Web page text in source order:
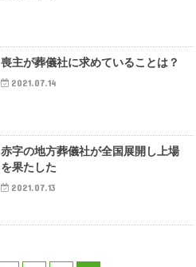
喪主が葬儀社に求めていることは？
2021.07.14
赤字の地方葬儀社が全国展開し上場
を果たした
2021.07.13